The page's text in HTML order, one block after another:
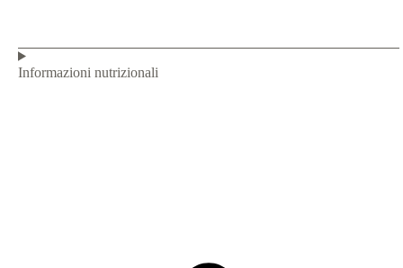
Informazioni nutrizionali